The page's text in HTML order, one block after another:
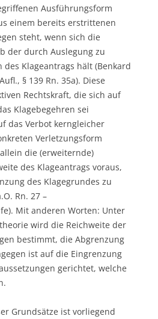
Ausführungsform
einem bereits erstrittenen
steht, wenn sich die
der durch Auslegung zu
Klageantrags hält (Benkard
§ 139 Rn. 35a). Diese
Rechtskraft, die sich auf
Klagebegehren sei
das Verbot kerngleicher
Verletzungsform
die (erweiternde)
des Klageantrags voraus,
des Klagegrundes zu
Rn. 27 –
Mit anderen Worten: Unter
wird die Reichweite der
bestimmt, die Abgrenzung
ist auf die Eingrenzung
gerichtet, welche
Grundsätze ist vorliegend